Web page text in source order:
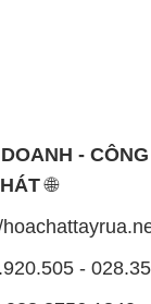
-
🌐
-